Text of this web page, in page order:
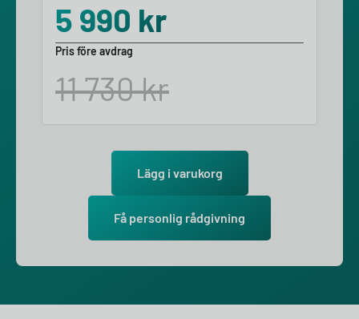
5 990 kr
Pris före avdrag
11 730kr
Lägg i varukorg
Få personlig rådgivning